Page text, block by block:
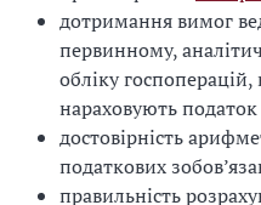
дотримання вимог
первинному,
обліку
нараховують
достовірність
податкових
правильність